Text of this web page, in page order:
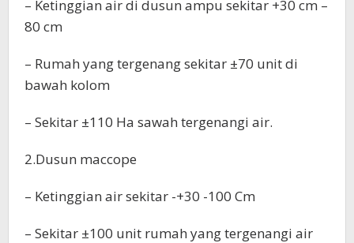
– Ketinggian air di dusun ampu sekitar +30 cm –
80 cm
– Rumah yang tergenang sekitar ±70 unit di
bawah kolom
– Sekitar ±110 Ha sawah tergenangi air.
2.Dusun maccope
– Ketinggian air sekitar -+30 -100 Cm
– Sekitar ±100 unit rumah yang tergenangi air